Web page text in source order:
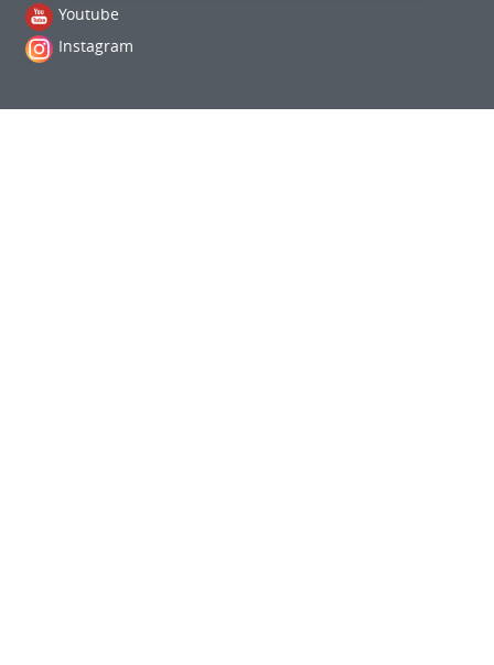
Youtube
Instagram